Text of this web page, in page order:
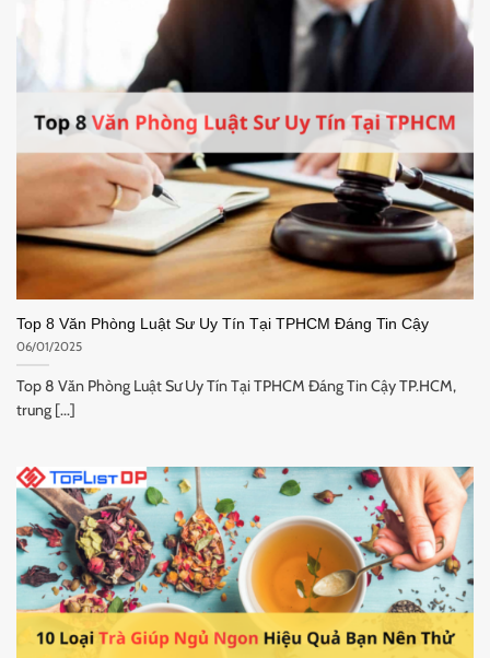
Top 8 Văn Phòng Luật Sư Uy Tín Tại TPHCM Đáng Tin Cậy
06/01/2025
Top 8 Văn Phòng Luật Sư Uy Tín Tại TPHCM Đáng Tin Cậy TP.HCM,
trung [...]